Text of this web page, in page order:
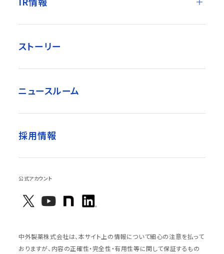
ストーリー
ニュースルーム
採用情報
公式アカウント
中外製薬株式会社は、本サイト上の情報について細心の注意を払って
おりますが、内容の正確性・完全性・有用性等に関して保証するもの